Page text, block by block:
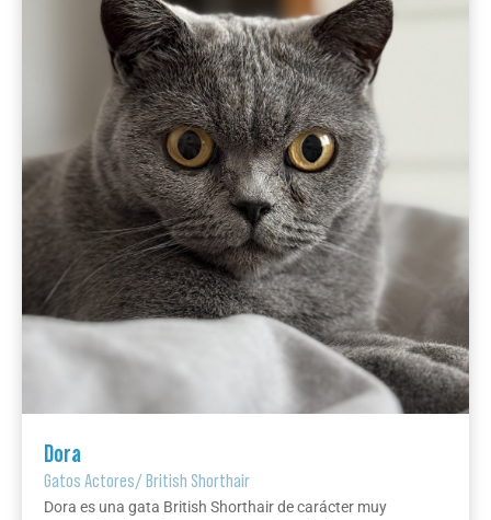
Dora
Gatos Actores/British Shorthair
Dora es una gata British Shorthair de carácter muy